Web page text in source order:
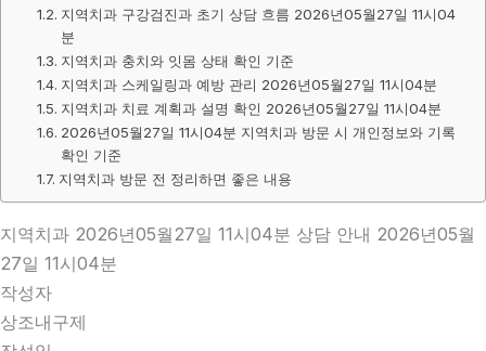
지역치과 구강검진과 초기 상담 흐름 2026년05월27일 11시04
분
지역치과 충치와 잇몸 상태 확인 기준
지역치과 스케일링과 예방 관리 2026년05월27일 11시04분
지역치과 치료 계획과 설명 확인 2026년05월27일 11시04분
2026년05월27일 11시04분 지역치과 방문 시 개인정보와 기록
확인 기준
지역치과 방문 전 정리하면 좋은 내용
지역치과 2026년05월27일 11시04분 상담 안내 2026년05월
27일 11시04분
작성자
상조내구제